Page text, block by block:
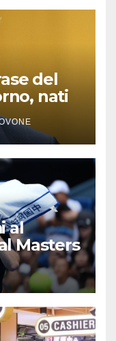
del
nati
al
Masters